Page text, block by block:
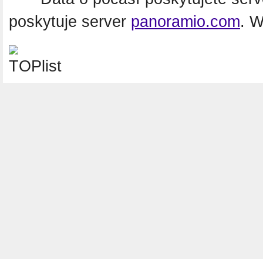
poskytuje server panoramio.com.